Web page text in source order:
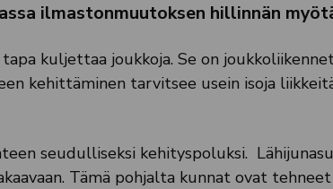
ilmastonmuutoksen hillinnän
kuljettaa joukkoja. Se on
kehittäminen tarvitsee usein isoja
seudulliseksi kehityspoluksi.
Tämä pohjalta kunnat ovat tehneet